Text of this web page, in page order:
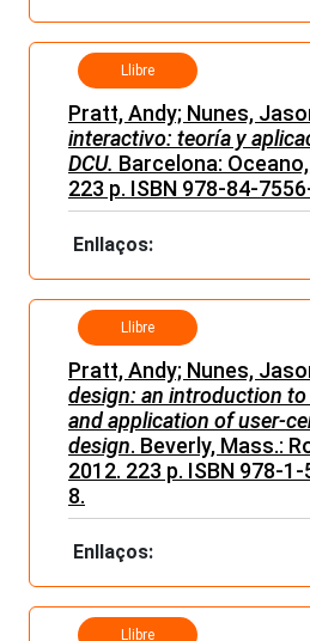
Llibre
Pratt, Andy; Nunes,
interactivo: teoría y
DCU. Barcelona:
223 p. ISBN 978-84-
Enllaços:
Llibre
Pratt, Andy; Nunes,
design: an introduction
and application of user-
design. Beverly, Mass.:
2012. 223 p. ISBN 978-
8.
Enllaços:
Llibre